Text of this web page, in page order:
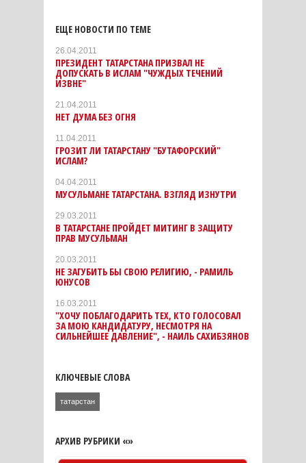
ЕЩЕ НОВОСТИ ПО ТЕМЕ
26.04.2011
ПРЕЗИДЕНТ ТАТАРСТАНА ПРИЗВАЛ НЕ
ДОПУСКАТЬ В ИСЛАМ "ЧУЖДЫХ ТЕЧЕНИЙ
ИЗВНЕ"
21.04.2011
НЕТ ДУМА БЕЗ ОГНЯ
11.04.2011
ГРОЗИТ ЛИ ТАТАРСТАНУ "БУТАФОРСКИЙ"
ИСЛАМ?
04.04.2011
МУСУЛЬМАНЕ ТАТАРСТАНА. ВЗГЛЯД ИЗНУТРИ
29.03.2011
В ТАТАРСТАНЕ ПРОЙДЕТ МИТИНГ В ЗАЩИТУ
ПРАВ МУСУЛЬМАН
20.03.2011
НЕ ЗАГУБИТЬ БЫ СВОЮ РЕЛИГИЮ, - РАМИЛЬ
ЮНУСОВ
16.03.2011
"ХОЧУ ПОБЛАГОДАРИТЬ ТЕХ, КТО ГОЛОСОВАЛ
ЗА МОЮ КАНДИДАТУРУ, НЕСМОТРЯ НА
СИЛЬНЕЙШЕЕ ДАВЛЕНИЕ", - НАИЛЬ САХИБЗЯНОВ
КЛЮЧЕВЫЕ СЛОВА
татарстан
АРХИВ РУБРИКИ «»